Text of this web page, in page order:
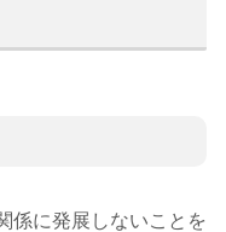
係に発展しないことを